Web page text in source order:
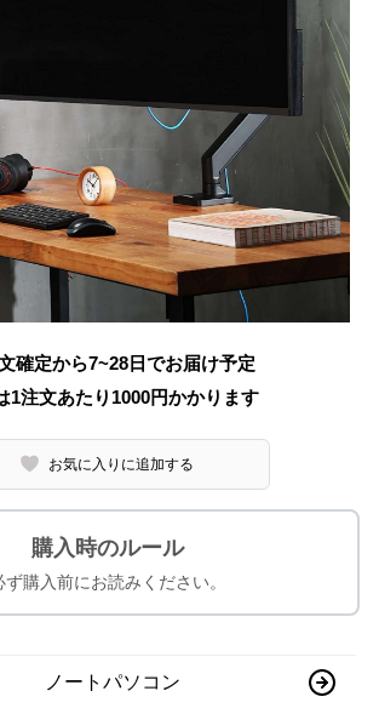
確定から7~28日でお届け予定
1注文あたり 1000円かかります
お気に入りに追加する
購入時のルール
ず購入前にお読みください。
ノートパソコン